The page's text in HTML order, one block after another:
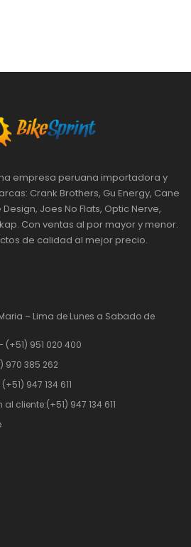
empresa peruana importadora y
Crank Brothers, Gu Energy, Cane
Joes No Flats, Optic Nerve,
Con ventas al por mayor y menor.
de calidad al mejor precio.
– Lima de Lunes a Sabado de
(+51) 951 020 400
970 385 262
947 134 611
cliente:(+51) 947 134 611